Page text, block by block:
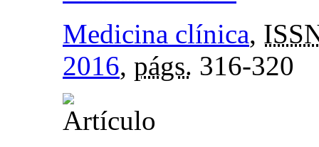
Medicina clínica,
2016, págs. 316-320